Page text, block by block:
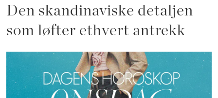
Den skandinaviske detaljen
som løfter ethvert antrekk